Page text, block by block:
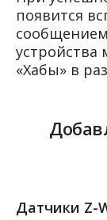
появится
устройства
«Хабы» в
Датчики Z-